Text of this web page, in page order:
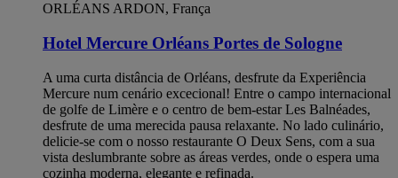
ORLÉANS ARDON, França
Hotel Mercure Orléans Portes de Sologne
A uma curta distância de Orléans, desfrute da Experiência
Mercure num cenário excecional! Entre o campo internacional
de golfe de Limère e o centro de bem-estar Les Balnéades,
desfrute de uma merecida pausa relaxante. No lado culinário,
delicie-se com o nosso restaurante O Deux Sens, com a sua
vista deslumbrante sobre as áreas verdes, onde o espera uma
cozinha moderna, elegante e refinada.